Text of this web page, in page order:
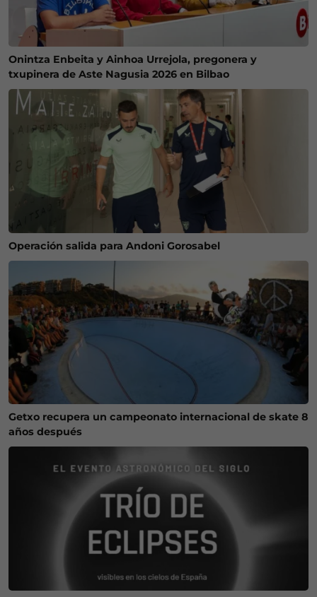
Onintza Enbeita y Ainhoa Urrejola, pregonera y
txupinera de Aste Nagusia 2026 en Bilbao
Operación salida para Andoni Gorosabel
Getxo recupera un campeonato internacional de skate 8
años después